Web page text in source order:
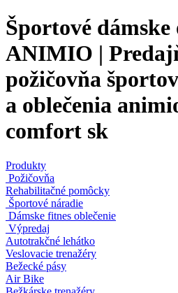
Športové dámske
ANIMIO |
požičovňa
a oblečenia
comfort sk
Produkty
Požičovňa
Rehabilitačné pomôcky
Športové náradie
Dámske fitnes oblečenie
Výpredaj
Autotrakčné lehátko
Veslovacie trenažéry
Bežecké pásy
Air Bike